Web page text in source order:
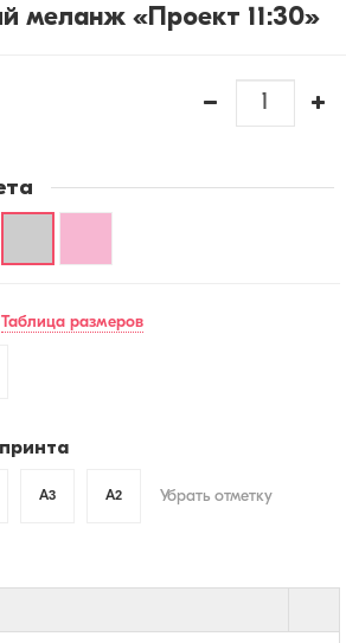
меланж «Проект 11:30»
меланж«Проект
Таблица размеров
A3 A2 Убрать отметку